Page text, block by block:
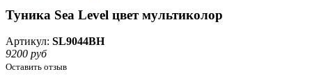
Туника Sea Level цвет мультиколор
Артикул: SL9044BH
9200 руб
Оставить отзыв